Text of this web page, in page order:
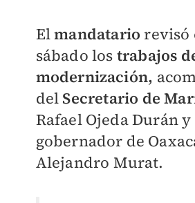
Elmandatario revisó
sábado los trabajos
modernización,
del Secretario de
Rafael Ojeda Durán y
gobernador de
Alejandro Murat.